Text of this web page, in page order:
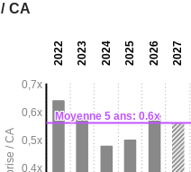
/ CA